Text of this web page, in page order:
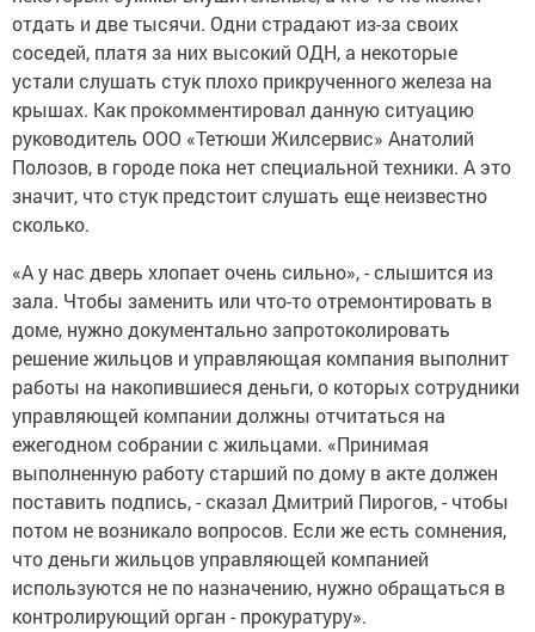
отдать и две тысячи. Одни страдают из-за своих
соседей, платя за них высокий ОДН, а некоторые
устали слушать стук плохо прикрученного железа на
крышах. Как прокомментировал данную ситуацию
руководитель ООО «Тетюши Жилсервис» Анатолий
Полозов, в городе пока нет специальной техники. А это
значит, что стук предстоит слушать еще неизвестно
сколько.
«А у нас дверь хлопает очень сильно», - слышится из
зала. Чтобы заменить или что-то отремонтировать в
доме, нужно документально запротоколировать
решение жильцов и управляющая компания выполнит
работы на накопившиеся деньги, о которых сотрудники
управляющей компании должны отчитаться на
ежегодном собрании с жильцами. «Принимая
выполненную работу старший по дому в акте должен
поставить подпись, - сказал Дмитрий Пирогов, - чтобы
потом не возникало вопросов. Если же есть сомнения,
что деньги жильцов управляющей компанией
используются не по назначению, нужно обращаться в
контролирующий орган - прокуратуру».